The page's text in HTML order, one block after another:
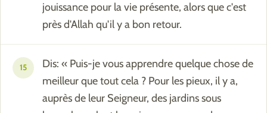
jouissance pour la vie présente, alors que c'est
près d'Allah qu'il y a bon retour.
15
Dis: « Puis-je vous apprendre quelque chose de
meilleur que tout cela ? Pour les pieux, il y a,
auprès de leur Seigneur, des jardins sous